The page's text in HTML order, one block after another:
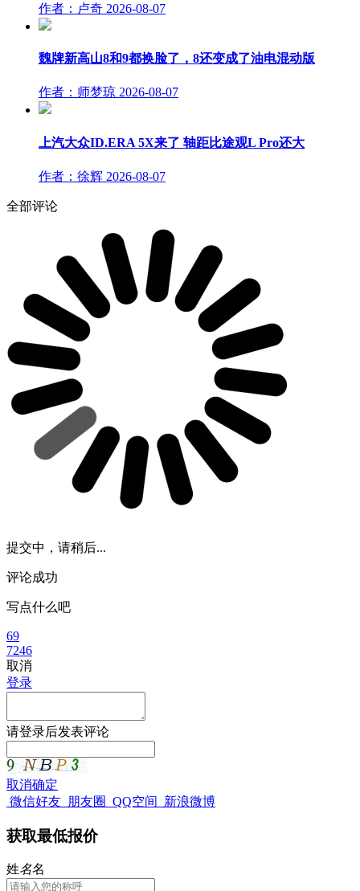
作者：卢奇 2026-08-07
魏牌新高山8和9都换脸了，8还变成了油电混动版
作者：师梦琼 2026-08-07
上汽大众ID.ERA 5X来了 轴距比途观L Pro还大
作者：徐辉 2026-08-07
全部评论
提交中，请稍后...
评论成功
写点什么吧
69
7246
取消
登录
请登录后发表评论
取消确定
微信好友 朋友圈 QQ空间 新浪微博
获取最低报价
姓名名